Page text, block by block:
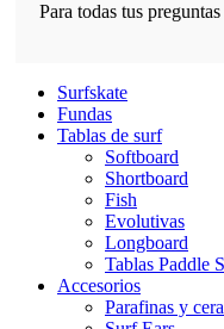
Para todas tus preguntas
Surfskate
Fundas
Tablas de surf
Softboard
Shortboard
Fish
Evolutivas
Longboard
Tablas Paddle
Accesorios
Parafinas y